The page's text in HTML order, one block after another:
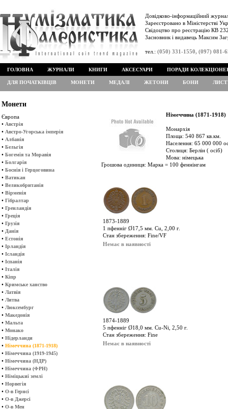
Довідково-інформаційний
Зареєстровано в Міністерстві
Свідоцтво про реєстрацію КВ
Засновник і видавець Максим
тел.: (050) 331-1550, (097) 081-
ГОЛОВНА ЖУРНАЛИ КНИГИ АКСЕСУАРИ ПОРАДИ
ДЛЯ ПОЧАТКІВЦІВ МОНЕТИ МЕДАЛІ ЖЕТОНИ БОНИ
Монети
Європа
• Австрія
• Австро-Угорська імперія
• Албанія
• Бельгія
• Богемія та Моравія
• Болгарія
• Боснія і Герцоговина
• Ватикан
• Великобританія
• Вірменія
• Гібралтар
• Гренландія
• Греція
• Грузія
• Данія
• Естонія
• Ірландія
• Ісландія
• Іспанія
• Італія
• Кіпр
• Кримське ханство
• Латвія
• Литва
• Люксембург
• Македонія
• Мальта
• Монако
• Нідерланди
• Німеччина (1871-1918)
• Німеччина (1919-1945)
• Німеччина (НДР)
• Німеччина (ФРН)
• Німіцькиі землі
• Норвегія
• О-в Гернсі
• О-в Джерсі
• О-в Мен
Німеччина (1871-1918)
Монархія
Площа: 540 867 кв.км.
Населення: 65 000 000
Столиця: Берлін ( осіб)
Мова: німецька
Грошова одиниця: Марка = 100 феннінгам
1873-1889
1 пфенніг Ø17,5 мм. Cu, 2,00 г.
Стан збереження: Fine/VF
Немає в наявності
1874-1889
5 пфенніг Ø18,0 мм. Cu-Ni, 2,50 г.
Стан збереження: Fine
Немає в наявності